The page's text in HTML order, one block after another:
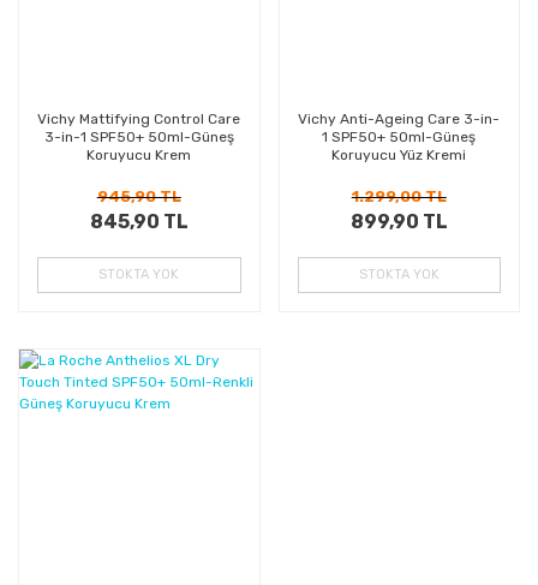
Vichy Mattifying Control Care
3-in-1 SPF50+ 50ml-Güneş
Koruyucu Krem
945,90 TL
845,90 TL
STOKTA YOK
Vichy Anti-Ageing Care 3-in-
1 SPF50+ 50ml-Güneş
Koruyucu Yüz Kremi
1.299,00 TL
899,90 TL
STOKTA YOK
%45